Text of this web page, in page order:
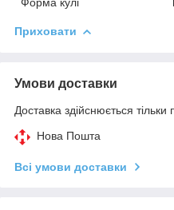
Приховати
Умови доставки
Доставка здійснюється тільки
Нова Пошта
Всі умови доставки